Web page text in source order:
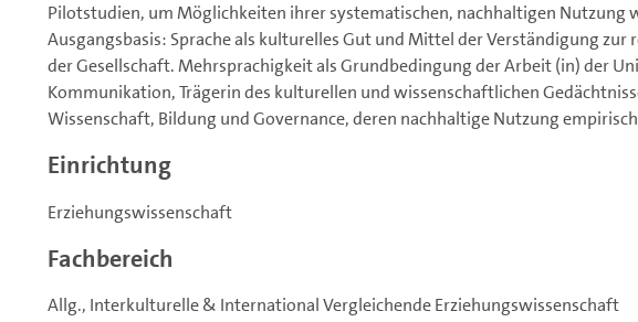
Pilotstudien, um Möglichkeiten ihrer systematischen, nachhaltigen Nutzung
Ausgangsbasis: Sprache als kulturelles Gut und Mittel der Verständigung
der Gesellschaft. Mehrsprachigkeit als Grundbedingung der Arbeit (in) der
Kommunikation, Trägerin des kulturellen und wissenschaftlichen
Wissenschaft, Bildung und Governance, deren nachhaltige Nutzung
Einrichtung
Erziehungswissenschaft
Fachbereich
Allg., Interkulturelle & International Vergleichende Erziehungswissenschaft